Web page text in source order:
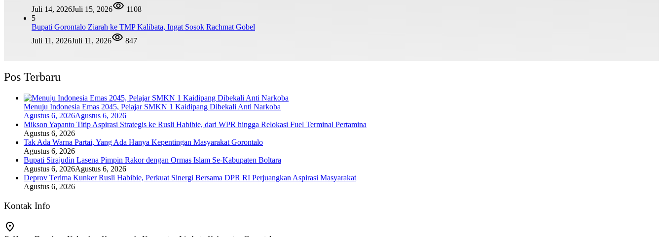
Juli 14, 2026Juli 15, 2026
1108
5
Bupati Gorontalo Ziarah ke TMP Kalibata, Ingat Sosok Rachmat Gobel
Juli 11, 2026Juli 11, 2026 847
Pos Terbaru
Menuju Indonesia Emas 2045, Pelajar SMKN 1 Kaidipang Dibekali Anti Narkoba
Agustus 6, 2026Agustus 6, 2026
Mikson Yapanto Titip Aspirasi Strategis ke Rusli Habibie, dari WPR hingga Relokasi Fuel Terminal Pertamina
Agustus 6, 2026
Tak Ada Warna Partai, Yang Ada Hanya Kepentingan Masyarakat Gorontalo
Agustus 6, 2026
Bupati Sirajudin Lasena Pimpin Rakor dengan Ormas Islam Se-Kabupaten Boltara
Agustus 6, 2026Agustus 6, 2026
Deprov Terima Kunker Rusli Habibie, Perkuat Sinergi Bersama DPR RI Perjuangkan Aspirasi Masyarakat
Agustus 6, 2026
Kontak Info